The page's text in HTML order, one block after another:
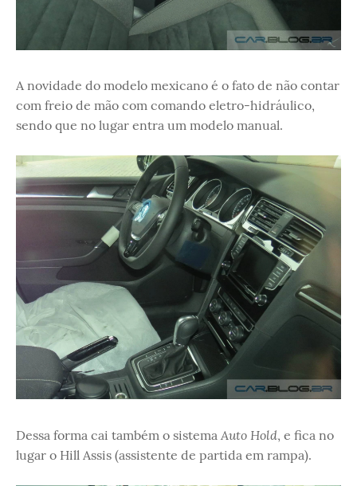
A novidade do modelo mexicano é o fato de não contar
com freio de mão com comando eletro-hidráulico,
sendo que no lugar entra um modelo manual.
Dessa forma cai também o sistema Auto Hold, e fica no
lugar o Hill Assis (assistente de partida em rampa).